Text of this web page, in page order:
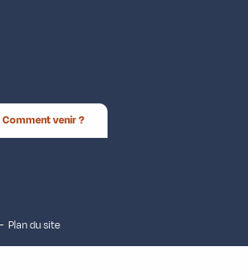
Comment venir ?
Plan du site